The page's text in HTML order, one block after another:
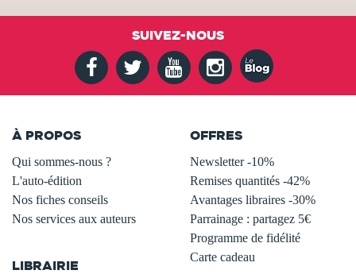
SUIVEZ-NOUS
À PROPOS
Qui sommes-nous ?
L'auto-édition
Nos fiches conseils
Nos services aux auteurs
LIBRAIRIE
OFFRES
Newsletter -10%
Remises quantités -42%
Avantages libraires -30%
Parrainage : partagez 5€
Programme de fidélité
Carte cadeau